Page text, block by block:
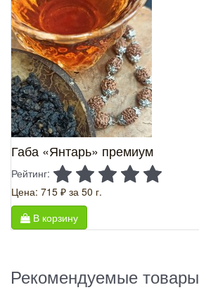
Габа «Янтарь» премиум
Рейтинг:
Цена: 715 ₽ за 50 г.
В корзину
Рекомендуемые товары